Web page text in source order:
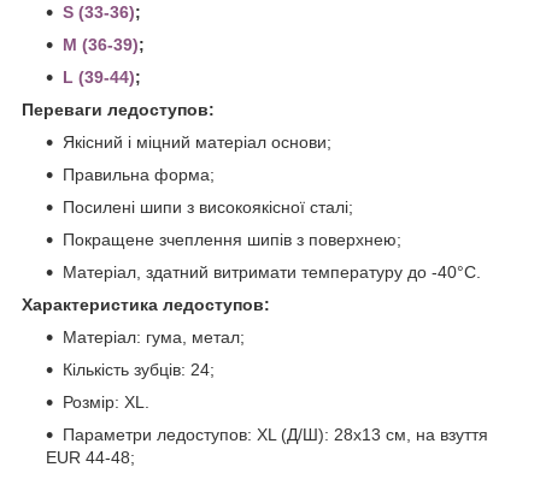
S (33-36);
M (36-39);
L (39-44);
Переваги ледоступов:
Якісний і міцний матеріал основи;
Правильна форма;
Посилені шипи з високоякісної сталі;
Покращене зчеплення шипів з поверхнею;
Матеріал, здатний витримати температуру до -40°C.
Характеристика ледоступов:
Матеріал: гума, метал;
Кількість зубців: 24;
Розмір: XL.
Параметри ледоступов: XL (Д/Ш): 28x13 см, на взуття
EUR 44-48;